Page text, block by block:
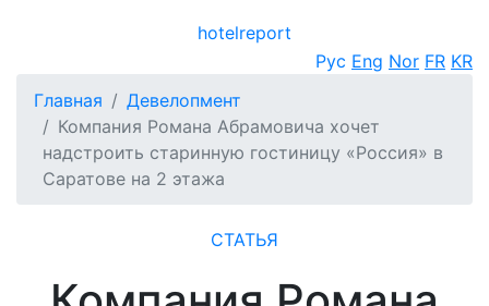
hotelreport
Рус Eng Nor FR KR
Главная
Девелопмент
Компания Романа Абрамовича хочет
надстроить старинную гостиницу «Россия» в
Саратове на 2 этажа
СТАТЬЯ